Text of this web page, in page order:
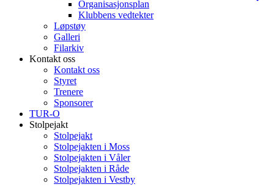
Organisasjonsplan
Klubbens vedtekter
Løpstøy
Galleri
Filarkiv
Kontakt oss
Kontakt oss
Styret
Trenere
Sponsorer
TUR-O
Stolpejakt
Stolpejakt
Stolpejakten i Moss
Stolpejakten i Våler
Stolpejakten i Råde
Stolpejakten i Vestby